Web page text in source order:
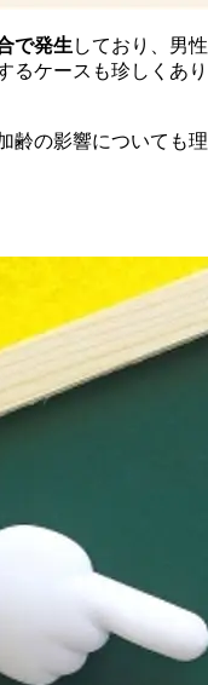
で発生 しており、男性
るケースも珍しくあり
齢の影響についても理